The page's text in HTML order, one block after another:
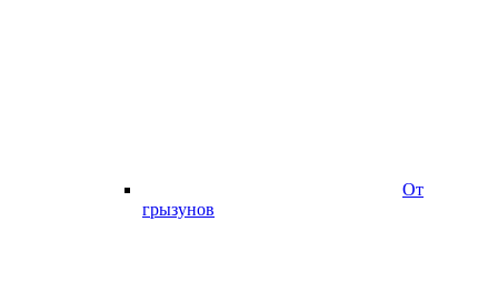
От
грызунов